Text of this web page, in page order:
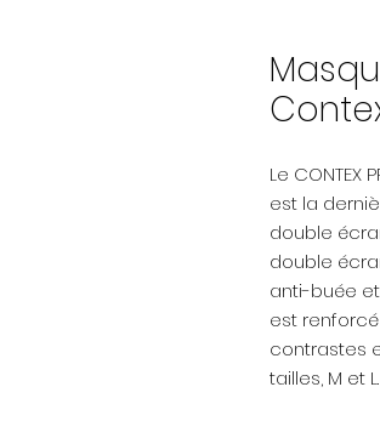
Le
est la
double
double
anti-buée
est
contrastes
tailles, M et L.